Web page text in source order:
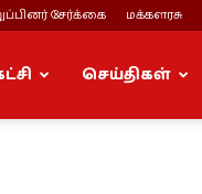
சேர்க்கை மக்களரசு
செய்திகள்